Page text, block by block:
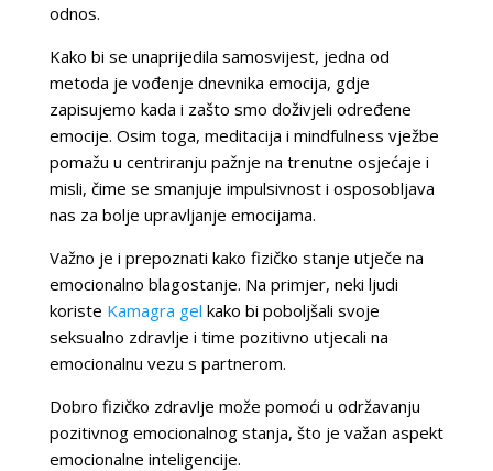
odnos.
Kako bi se unaprijedila samosvijest, jedna od
metoda je vođenje dnevnika emocija, gdje
zapisujemo kada i zašto smo doživjeli određene
emocije. Osim toga, meditacija i mindfulness vježbe
pomažu u centriranju pažnje na trenutne osjećaje i
misli, čime se smanjuje impulsivnost i osposobljava
nas za bolje upravljanje emocijama.
Važno je i prepoznati kako fizičko stanje utječe na
emocionalno blagostanje. Na primjer, neki ljudi
koriste Kamagra gel kako bi poboljšali svoje
seksualno zdravlje i time pozitivno utjecali na
emocionalnu vezu s partnerom.
Dobro fizičko zdravlje može pomoći u održavanju
pozitivnog emocionalnog stanja, što je važan aspekt
emocionalne inteligencije.